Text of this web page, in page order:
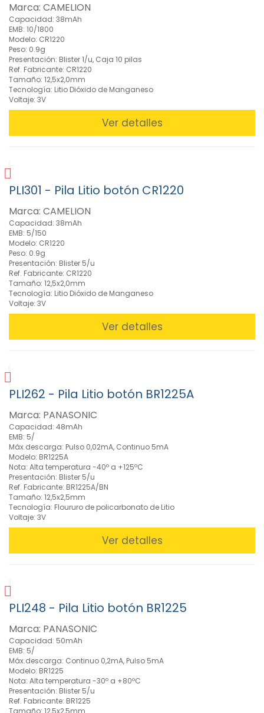
consumo
(5)
Pilas
Litio
Botón
(37)
Pilas
Litio
Botón
pines
Audifono
(12)
Pilas
para
Fotografía
(9)
Pilas
Salinas
(9)
Portapilas
(16)
Cargadores
FILTROS
BUSCADOR
CARACTERISTICAS
Marca: CAMELION
Capacidad: 38mAh
EMB: 10/1800
Modelo: CR1220
Peso: 0.9g
Presentación: Blister 1/u, Caja 10 pilas
Ref. Fabricante: CR1220
Tamaño: 12,5x2,0mm
Tecnología: Litio Dióxido de Manganeso
Voltaje: 3V
Ver detalles
PLI301 - Pila Litio botón CR1220
Marca: CAMELION
Capacidad: 38mAh
EMB: 5/150
Modelo: CR1220
Peso: 0.9g
Presentación: Blister 5/u
Ref. Fabricante: CR1220
Tamaño: 12,5x2,0mm
Tecnología: Litio Dióxido de Manganeso
Voltaje: 3V
Ver detalles
PLI262 - Pila Litio botón BR1225A
Marca: PANASONIC
Capacidad: 48mAh
EMB: 5/
Máx.descarga: Pulso 0,02mA, Continuo 5mA
Modelo: BR1225A
Nota: Alta temperatura -40º a +125ºC
Presentación: Blister 5/u
Ref. Fabricante: BR1225A/BN
Tamaño: 12,5x2,5mm
Tecnología: Floururo de policarbonato de Litio
Voltaje: 3V
Ver detalles
PLI248 - Pila Litio botón BR1225
Marca: PANASONIC
Capacidad: 50mAh
EMB: 5/
Máx.descarga: Continuo 0,2mA, Pulso 5mA
Modelo: BR1225
Nota: Alta temperatura -30º a +80ºC
Presentación: Blister 5/u
Ref. Fabricante: BR1225
Tamaño: 12,5x2,5mm